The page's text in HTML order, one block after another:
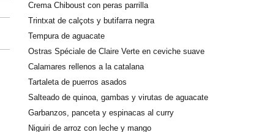
Crema Chiboust con peras parrilla
Trintxat de calçots y butifarra negra
Tempura de aguacate
Ostras Spéciale de Claire Verte en ceviche suave
Calamares rellenos a la catalana
Tartaleta de puerros asados
Salteado de quinoa, gambas y virutas de aguacate
Garbanzos, panceta y espinacas al curry
Niguiri de arroz con leche y mango